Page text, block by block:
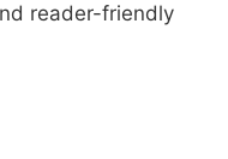
reader-friendly